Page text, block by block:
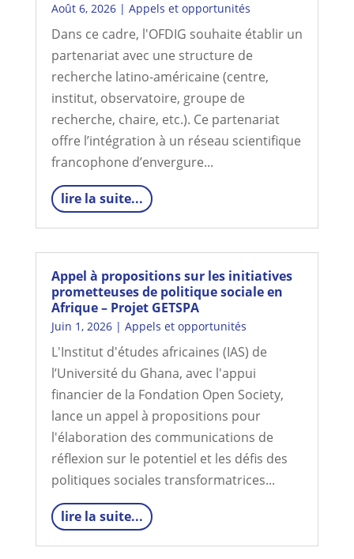
Août 6, 2026| Appels et opportunités
Dans ce cadre, l'OFDIG souhaite établir un
partenariat avec une structure de
recherche latino-américaine (centre,
institut, observatoire, groupe de
recherche, chaire, etc.). Ce partenariat
offre l’intégration à un réseau scientifique
francophone d’envergure...
lire la suite...
Appel à propositions sur les initiatives
prometteuses de politique sociale en
Afrique – Projet GETSPA
Juin 1, 2026| Appels et opportunités
L'Institut d'études africaines (IAS) de
l’Université du Ghana, avec l'appui
financier de la Fondation Open Society,
lance un appel à propositions pour
l'élaboration des communications de
réflexion sur le potentiel et les défis des
politiques sociales transformatrices...
lire la suite...